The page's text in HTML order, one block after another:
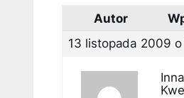
Autor
13 listopada 2009 o